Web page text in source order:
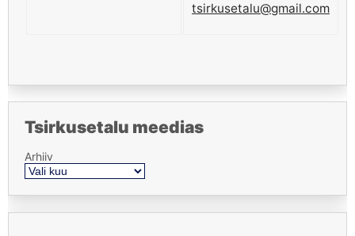
tsirkusetalu@gmail.com
Tsirkusetalu meedias
Arhiiv